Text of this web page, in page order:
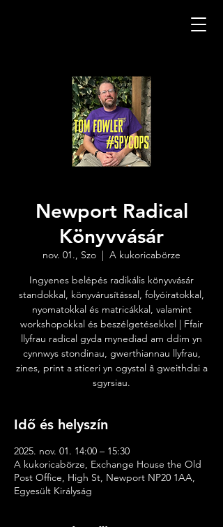
Newport Radical
Könyvvásár
nov. 01., Szo
  |
A kukoricabörze
Ingyenes belépés radikális könyvvásár
standokkal, könyvárusítással, folyóiratokkal,
nyomatokkal és matricákkal, valamint
workshopokkal és beszélgetésekkel | Ffair
llyfrau radical gyda mynediad am ddim yn
cynnwys stondinau, gwerthiannau llyfrau,
zines, print a sticeri yn ogystal â gweithdai a
sgyrsiau.
Idő és helyszín
2025. nov. 01. 14:00 – 15:30
A kukoricabörze, Exchange House the Old
Post Office, High St, Newport NP20 1AA,
Egyesült Királyság